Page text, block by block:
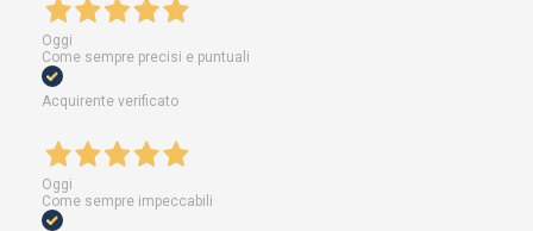
Oggi
Come sempre precisi e puntuali
Acquirente verificato
Oggi
Come sempre impeccabili